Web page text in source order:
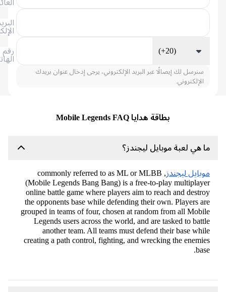
العائلة
الإلكتروني
الهاتف
سنرسل لك إيصالًا عبر البريد الإلكتروني، يرجى إدخال عنوان بريدك
الإلكتروني.
بطاقة هدايا Mobile Legends FAQ
هي لعبة موبايل ليجندز؟
ليجندز
, commonly referred to as ML or MLBB
(Mobile Legends Bang Bang) is a free-to-play
online battle game where players aim to reach and
the opponents base while defending their own. Players
grouped in teams of four, chosen at random from all
Legends users across the world, and are tasked to
another team. All teams must defend their base
creating a path control, fighting, and wrecking the